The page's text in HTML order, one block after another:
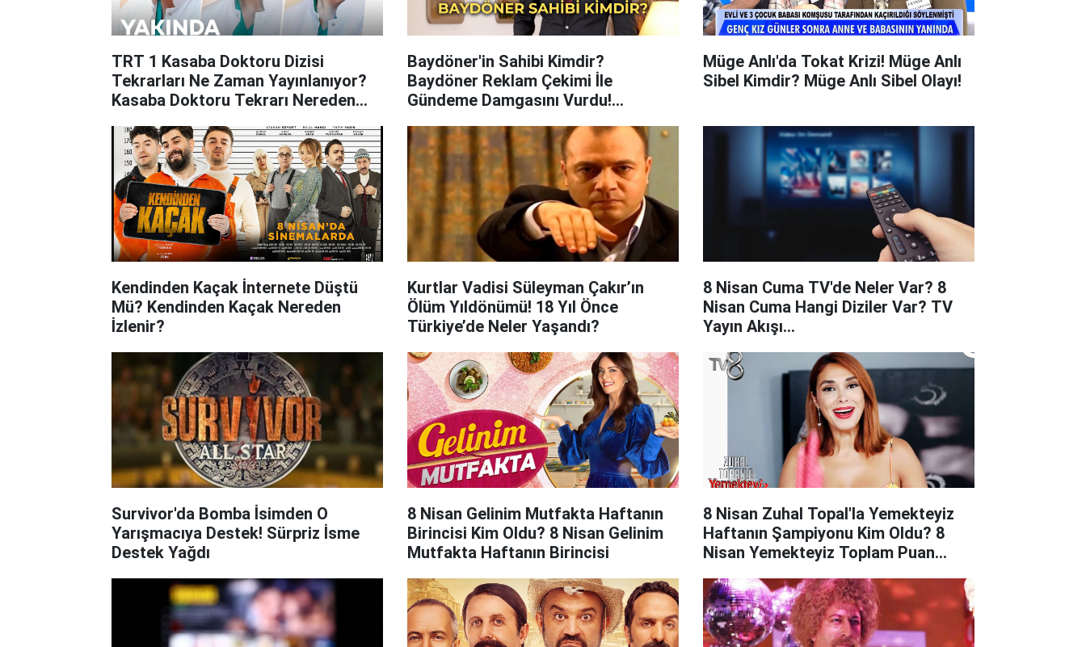
TRT 1 Kasaba Doktoru Dizisi
Tekrarları Ne Zaman Yayınlanıyor?
Kasaba Doktoru Tekrarı Nereden
Baydöner'in Sahibi Kimdir?
Baydöner Reklam Çekimi İle
Gündeme Damgasını Vurdu!
Müge Anlı'da Tokat Krizi! Müge Anlı
Sibel Kimdir? Müge Anlı Sibel Olayı!
Kendinden Kaçak İnternete Düştü
Mü? Kendinden Kaçak Nereden
İzlenir?
Kurtlar Vadisi Süleyman Çakır’ın
Ölüm Yıldönümü! 18 Yıl Önce
Türkiye’de Neler Yaşandı?
8 Nisan Cuma TV'de Neler Var? 8
Nisan Cuma Hangi Diziler Var? TV
Yayın Akışı...
Survivor'da Bomba İsimden O
Yarışmacıya Destek! Sürpriz İsme
Destek Yağdı
8 Nisan Gelinim Mutfakta Haftanın
Birincisi Kim Oldu? 8 Nisan Gelinim
Mutfakta Haftanın Birincisi
8 Nisan Zuhal Topal'la Yemekteyiz
Haftanın Şampiyonu Kim Oldu? 8
Nisan Yemekteyiz Toplam Puan